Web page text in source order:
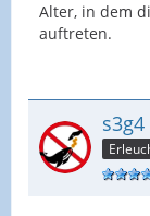
Alter, in dem
auftreten.
s3g4